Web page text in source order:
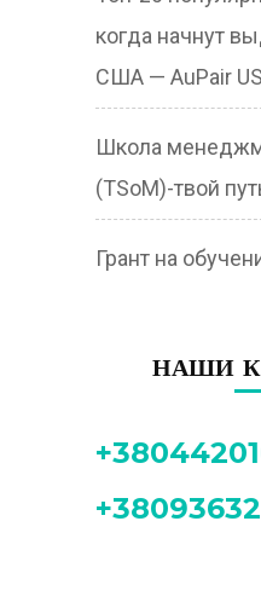
когда начнут
США — AuPair
Школа
(TSoM)-твой
Грант на
НАШИ